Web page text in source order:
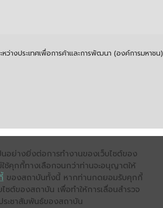
างประเทศเพื่อการค้าและการพัฒนา (องค์การมหาชน)
อย่างยิ่งต่อการทำงานของเว็บไซต์ของ
ช้คุกกี้ทางเลือกจนกว่าท่านจะอนุญาตให้
ของสถาบันทั้งนี้ หากท่านกดยอมรับคุกกี้
ต์ของสถาบัน เพื่อทำให้การเลื่อนสำรวจ
ระชาสัมพันธ์ของสถาบัน